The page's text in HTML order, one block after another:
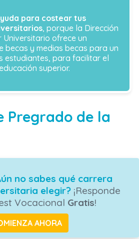
para costear tus
, porque la Dirección
Universitario ofrece un
becas y medias becas para un
estudiantes, para facilitar el
superior.
Pregrado de la
no sabes qué carrera
elegir?¡Responde
Vocacional Gratis!
AHORA